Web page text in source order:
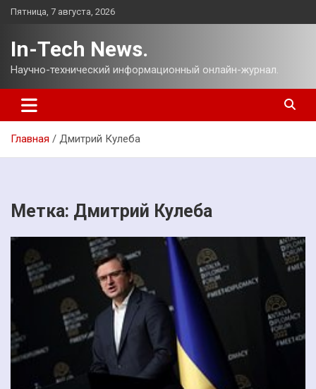
Перейти
Пятница, 7 августа, 2026
In-Tech News.
Научно-технический информационный онлайн-журнал.
Главная Дмитрий Кулеба
Метка: Дмитрий Кулеба